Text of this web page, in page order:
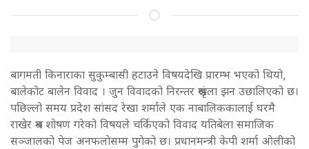
बागमती किनाराका सुकुम्बासी हटाउने विषयदेखि प्रारम्भ भएको थियो,
बालेकोट बालेन विवाद । जुन विवादको निरन्तर श्रृंखला झन उछालिएको छ।
पछिल्लो समय प्रदेश सांसद रेखा शर्माले एक नाबालिककालाई घरमै
राखेर श्रम शोषण गरेको विषयले चर्किएको विवाद यतिबेला समाजिक
सञ्जालको पेज अनफलोसम्म पुगेको छ। प्रधानमन्त्री केपी शर्मा ओलीको